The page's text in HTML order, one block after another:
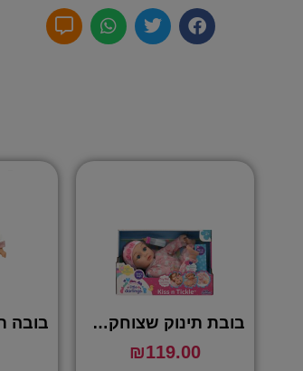
בובת תינוק שצוחקת מדיגדוגים – LITTLE DARLINGS
₪119.00